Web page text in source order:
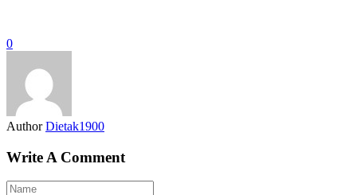
0
Author Dietak1900
Write A Comment